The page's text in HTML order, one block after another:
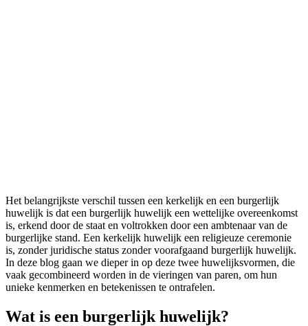
Het belangrijkste verschil tussen een kerkelijk en een burgerlijk
huwelijk is dat een burgerlijk huwelijk een wettelijke overeenkomst
is, erkend door de staat en voltrokken door een ambtenaar van de
burgerlijke stand. Een kerkelijk huwelijk een religieuze ceremonie
is, zonder juridische status zonder voorafgaand burgerlijk huwelijk.
In deze blog gaan we dieper in op deze twee huwelijksvormen, die
vaak gecombineerd worden in de vieringen van paren, om hun
unieke kenmerken en betekenissen te ontrafelen.
Wat is een burgerlijk huwelijk?